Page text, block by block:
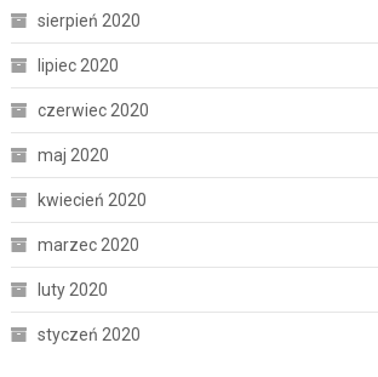
sierpień 2020
lipiec 2020
czerwiec 2020
maj 2020
kwiecień 2020
marzec 2020
luty 2020
styczeń 2020